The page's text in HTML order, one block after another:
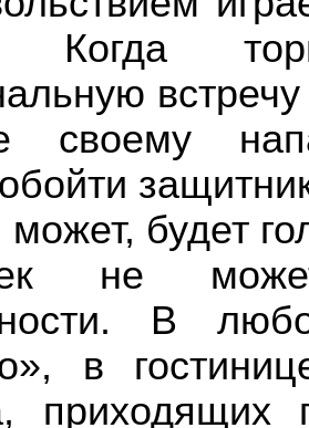
Когда
своему
будет
не
В
в
приходящих